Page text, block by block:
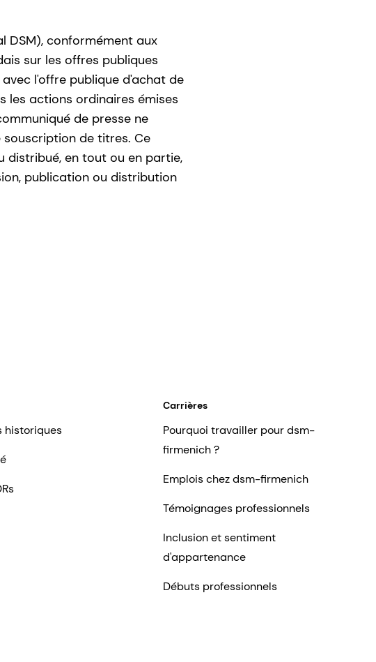
DSM), conformément aux
sur les offres publiques
l'offre publique d'achat de
les actions ordinaires émises
de presse ne
de titres. Ce
distribué, en tout ou en partie,
publication ou distribution
historiques
Carrières
Pourquoi travailler pour dsm-
firmenich ?
Emplois chez dsm-firmenich
Témoignages professionnels
Inclusion et sentiment
d'appartenance
Débuts professionnels